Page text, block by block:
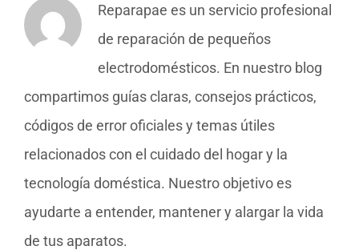
Reparapae es un servicio profesional
de reparación de pequeños
electrodomésticos. En nuestro blog
compartimos guías claras, consejos prácticos,
códigos de error oficiales y temas útiles
relacionados con el cuidado del hogar y la
tecnología doméstica. Nuestro objetivo es
ayudarte a entender, mantener y alargar la vida
de tus aparatos.